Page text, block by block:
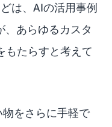
は、AIの活用事例
、あらゆるカスタ
もたらすと考えて
をさらに手軽で